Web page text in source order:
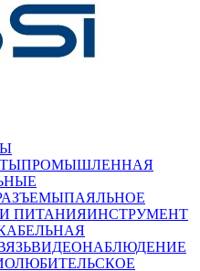
ПРОМЫШЛЕННАЯ
ПАЯЛЬНОЕ
ПИТАНИЯИНСТРУМЕНТ
ВИДЕОНАБЛЮДЕНИЕ